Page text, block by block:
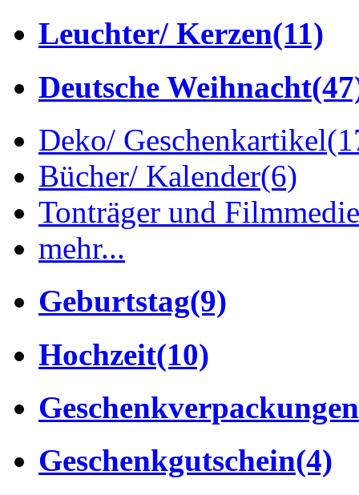
Leuchter/ Kerzen(11)
Deutsche Weihnacht
Deko/ Geschenkartikel
Bücher/ Kalender(6)
Tonträger und
mehr...
Geburtstag(9)
Hochzeit(10)
Geschenkverpackungen
Geschenkgutschein(4)